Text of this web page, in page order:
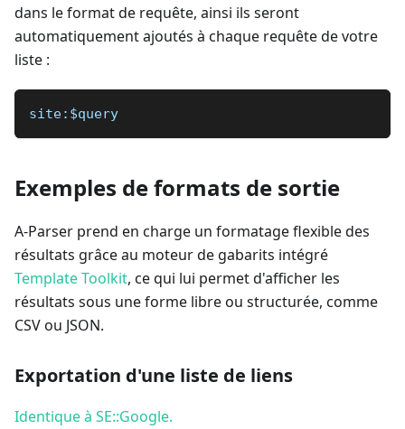
dans le format de requête, ainsi ils seront
automatiquement ajoutés à chaque requête de votre
liste :
site:$query
Exemples de formats de sortie
A-Parser prend en charge un formatage flexible des
résultats grâce au moteur de gabarits intégré
Template Toolkit, ce qui lui permet d'afficher les
résultats sous une forme libre ou structurée, comme
CSV ou JSON.
Exportation d'une liste de liens
Identique à SE::Google.